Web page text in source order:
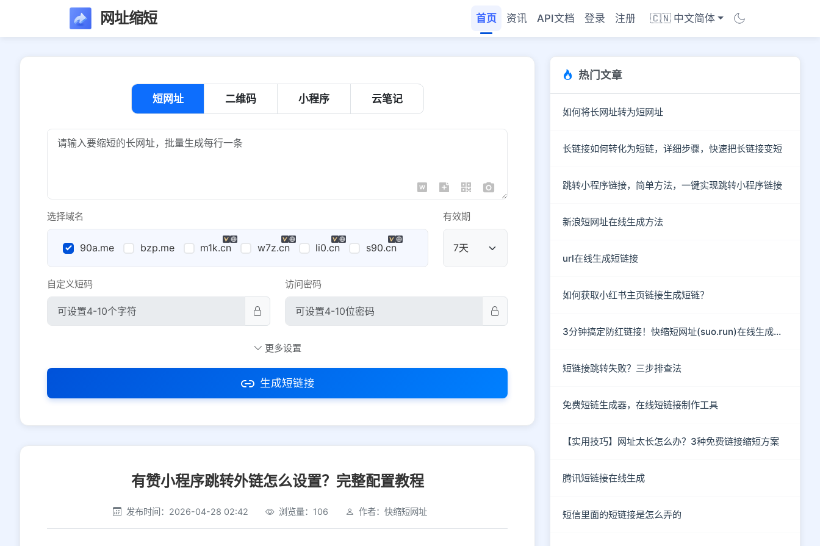
网址缩短 首页 资讯 API文档 登录 注册 🇨🇳 中文简体
短网址 二维码 小程序 云笔记
选择域名
90a.me bzp.me m1k.cn w7z.cn li0.cn s90.cn 公共域名
有效期
自定义短码 访问密码
社交平台 电商平台
选择防红平台类型，避免链接被拦截
平台设置
iOS Android PC 其他
更多设置
生成短链接
有赞小程序跳转外链怎么设置？完整配置教程
发布时间：2026-04-28 02:42 浏览量：106 作者：快缩短网址
热门文章
如何将长网址转为短网址
长链接如何转化为短链，详细步骤，快速把长链接变短
跳转小程序链接，简单方法，一键实现跳转小程序链接
新浪短网址在线生成方法
url在线生成短链接
如何获取小红书主页链接生成短链？
3分钟搞定防红链接！快缩短网址(suo.run)在线生成指南
短链接跳转失败？三步排查法
免费短链生成器，在线短链接制作工具
【实用技巧】网址太长怎么办？3种免费链接缩短方案
腾讯短链接在线生成
短信里面的短链接是怎么弄的